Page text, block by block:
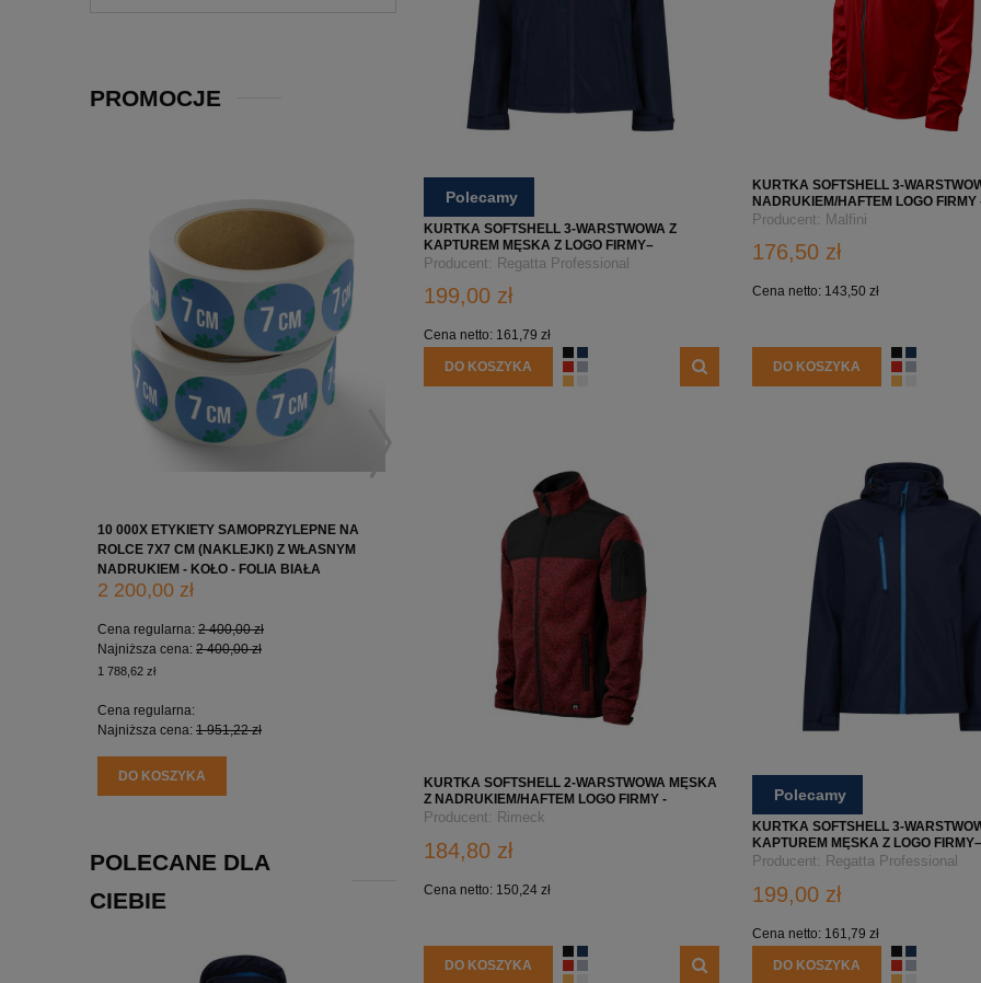
PROMOCJE
10 000X ETYKIETY SAMOPRZYLEPNE NA
ROLCE 7X7 CM (NAKLEJKI) Z WŁASNYM
NADRUKIEM - KOŁO - FOLIA BIAŁA
2 200,00 zł
Cena regularna: 2 400,00 zł
Najniższa cena: 2 400,00 zł
1 788,62 zł
Cena regularna:
Najniższa cena: 1 951,22 zł
DO KOSZYKA
10 000X ETYKIETY SAMOPRZYLEPNE NA
ROLCE 5X5 CM (NAKLEJKI) Z WŁASNYM
NADRUKIEM - KOŁO - FOLIA BIAŁA
1 650,00 zł
Cena regularna:
1 850,00 zł
Najniższa cena:
1 850,00 zł
Cena regularna:
DO KOSZYKA
10 000X ETYKIETY
ROLCE 7X7 CM (NAKLEJKI) Z
NADRUKIEM - KWADRAT - FOLIA
2 200,00 zł
Cena regularna:
Najniższa cena:
1 788,62 zł
Cena regularna:
Najniższa cena:
DO KOSZYKA
POLECANE DLA
CIEBIE
Polecamy
KURTKA SOFTSHELL 3-WARSTWOWA Z
KAPTUREM MĘSKA Z LOGO FIRMY–
RETRA701 – GRANATOWA
Producent: Regatta Professional
199,00 zł
Cena netto: 161,79 zł
DO KOSZYKA
KURTKA SOFTSHELL 3-
NADRUKIEM/HAFTEM LOGO FIRMY
COOL 515 - CZERWONA
Producent: Malfini
176,50 zł
Cena netto: 143,50 zł
DO KOSZYKA
KURTKA SOFTSHELL 2-WARSTWOWA MĘSKA
Z NADRUKIEM/HAFTEM LOGO FIRMY -
RIMECK CASUAL 550 - MARLBORO RED
Producent: Rimeck
184,80 zł
Cena netto: 150,24 zł
DO KOSZYKA
Polecamy
KURTKA SOFTSHELL 3-
KAPTUREM MĘSKA Z LOGO FIRMY–
RETRA701 - GRANATOWO/
Producent: Regatta Professional
199,00 zł
Cena netto: 161,79 zł
DO KOSZYKA